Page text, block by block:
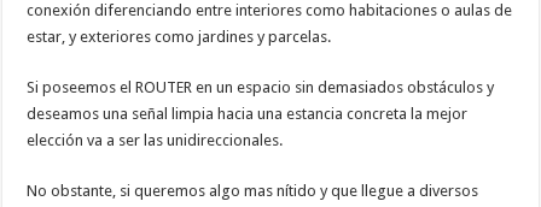
conexión diferenciando entre interiores como habitaciones o aulas de
estar, y exteriores como jardines y parcelas.
Si poseemos el ROUTER en un espacio sin demasiados obstáculos y
deseamos una señal limpia hacia una estancia concreta la mejor
elección va a ser las unidireccionales.
No obstante, si queremos algo mas nítido y que llegue a diversos